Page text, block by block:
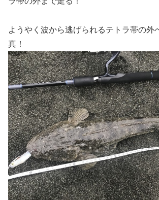
ようやく波から逃げられるテトラ帯の外
真！